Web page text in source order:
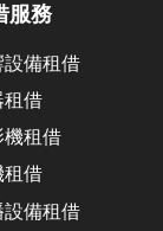
服務
設備租借
租借
機租借
租借
設備租借